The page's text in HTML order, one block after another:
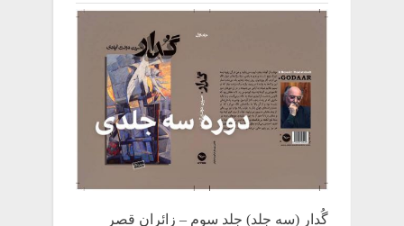
گُدار (سه جلد) جلد سوم – زائران قصر